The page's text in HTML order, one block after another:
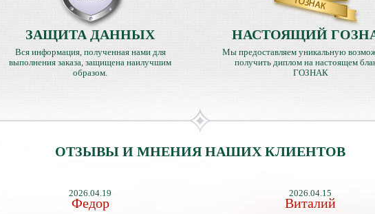
ЗАЩИТА ДАННЫХ
Вся информация, полученная нами для
выполнения заказа, защищена наилучшим
образом.
НАСТОЯЩИЙ
Мы предоставляем уникальную
получить диплом на настоящем
ГОЗНАК
ОТЗЫВЫ И МНЕНИЯ НАШИХ КЛИЕНТОВ
2026.04.19
Федор
2026.04.15
Виталий